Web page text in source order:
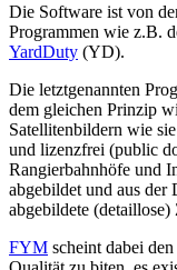
Die Software ist von
Programmen wie z.B.
YardDuty (YD).
Die letztgenannten
dem gleichen Prinzip
Satellitenbildern wie
und lizenzfrei (public
Rangierbahnhöfe und
abgebildet und aus der
abgebildete (detaillose)
FYM scheint dabei